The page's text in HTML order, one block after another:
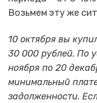
Возьмем эту же
10 октября вы
30 000 рублей. По
ноября по 20
минимальный
задолженности.